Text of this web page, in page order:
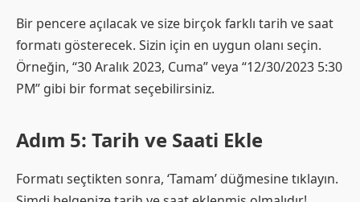
Bir pencere açılacak ve size birçok farklı tarih ve saat
formatı gösterecek. Sizin için en uygun olanı seçin.
Örneğin, “30 Aralık 2023, Cuma” veya “12/30/2023 5:30
PM” gibi bir format seçebilirsiniz.
Adım 5: Tarih ve Saati Ekle
Formatı seçtikten sonra, ‘Tamam’ düğmesine tıklayın.